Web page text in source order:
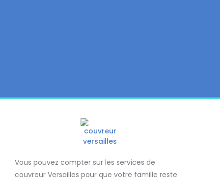
Vous pouvez compter sur les services de
couvreur Versailles pour que votre famille reste